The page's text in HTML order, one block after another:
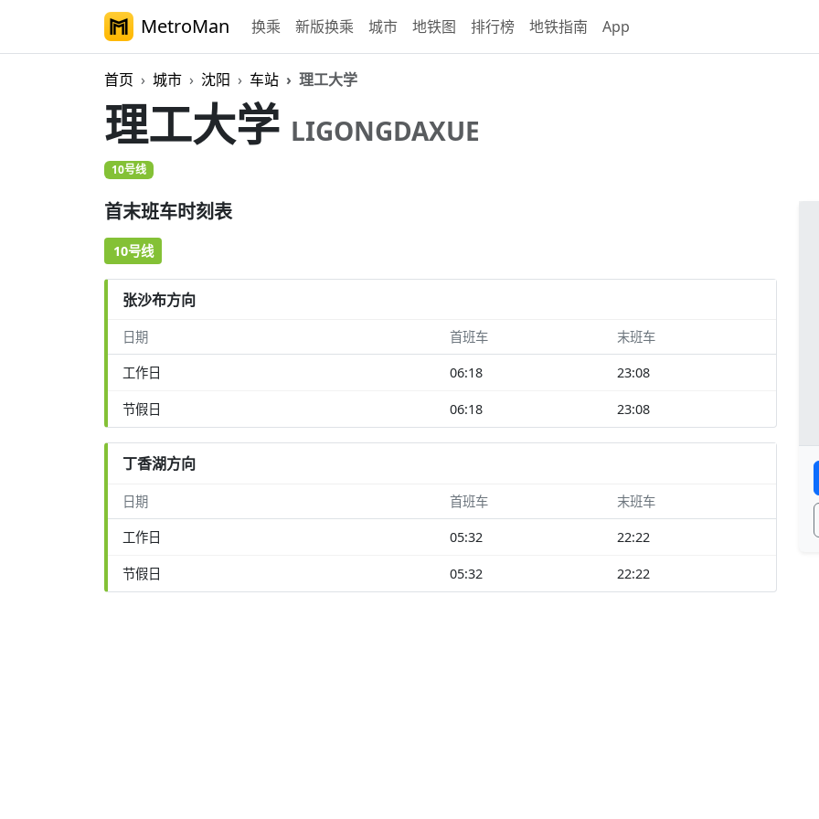
MetroMan 换乘 新版换乘 城市 地铁图 排行榜 地铁指南 App
首页 城市 沈阳 车站 理工大学
理工大学 LIGONGDAXUE
10号线
首末班车时刻表
10号线
张沙布方向
日期 首班车 末班车
工作日 06:18 23:08
节假日 06:18 23:08
丁香湖方向
日期 首班车 末班车
工作日 05:32 22:22
节假日 05:32 22:22